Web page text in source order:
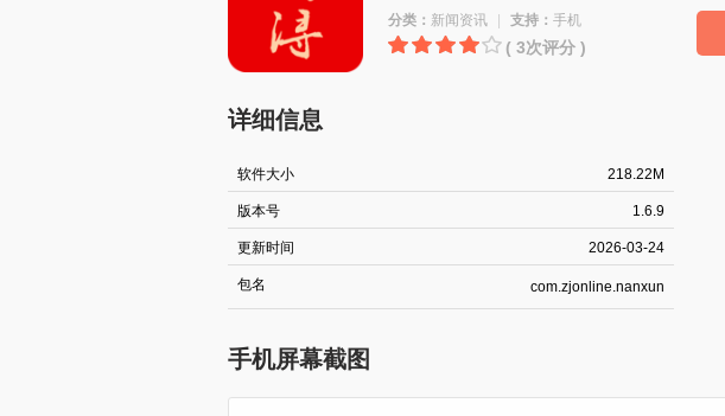
分类： 新闻资讯 支持： 手机
( 3次评分 )
详细信息
软件大小 218.22M
版本号 1.6.9
更新时间 2026-03-24
包名 com.zjonline.nanxun
手机屏幕截图